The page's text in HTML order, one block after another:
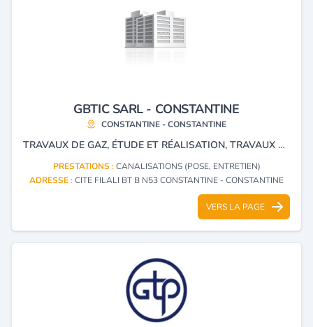
GBTIC SARL - CONSTANTINE
CONSTANTINE - CONSTANTINE
TRAVAUX DE GAZ, ÉTUDE ET RÉALISATION, TRAVAUX HYDRAULIQUE, ET GÉNIE CIVIL, TRANSPORT DE GAZ PAR CANALISATION.
PRESTATIONS :CANALISATIONS (POSE, ENTRETIEN)
ADRESSE :CITE FILALI BT B N53 CONSTANTINE - CONSTANTINE
VERS LA PAGE